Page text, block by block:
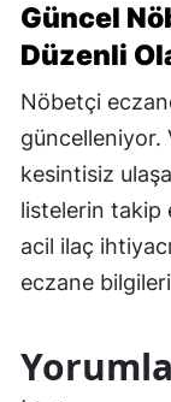
Güncel
Düzenli
Nöbetçi
güncelleniyor.
kesintisiz
listelerin takip
acil ilaç
eczane